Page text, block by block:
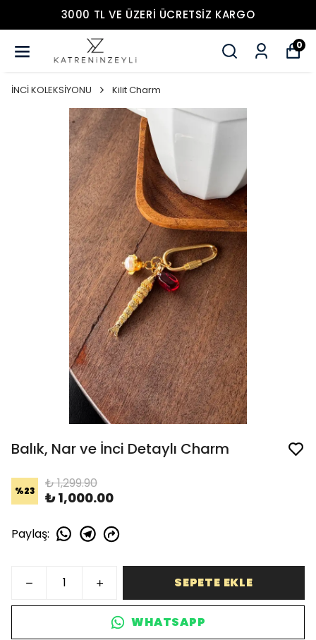
3000 TL VE ÜZERİ ÜCRETSİZ KARGO
0
İNCİ KOLEKSİYONU Kilit Charm
Balık, Nar ve İnci Detaylı Charm
%23 ₺ 1,299.90
₺ 1,000.00
Paylaş:
SEPETE EKLE
WHATSAPP